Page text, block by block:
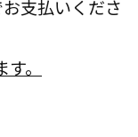
支払いくださ
。